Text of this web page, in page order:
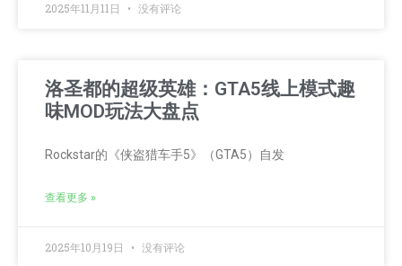
2025年11月11日 没有评论
洛圣都的超级英雄：GTA5线上模式趣
味MOD玩法大盘点
Rockstar的《侠盗猎车手5》（GTA5）自发
查看更多 »
2025年10月19日 没有评论